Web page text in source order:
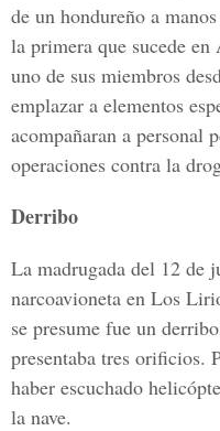
de un hondureño a
la primera que sucede
uno de sus miembros
emplazar a elementos
acompañaran a personal
operaciones contra la
Derribo
La madrugada del 12 de
narcoavioneta en Los
se presume fue un
presentaba tres orificios.
haber escuchado
la nave.